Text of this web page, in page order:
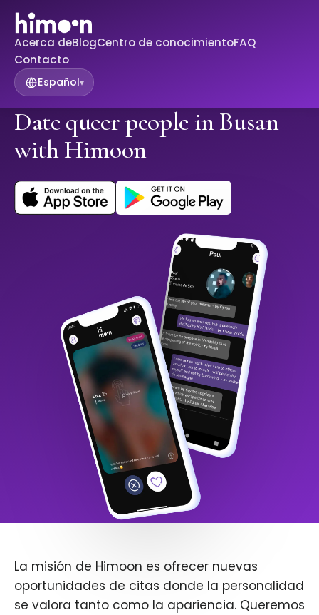
Acerca deBlogCentro de conocimientoFAQ
Contacto
Español▾
Date queer people in Busan
with Himoon
La misión de Himoon es ofrecer nuevas
oportunidades de citas donde la personalidad
se valora tanto como la apariencia. Queremos